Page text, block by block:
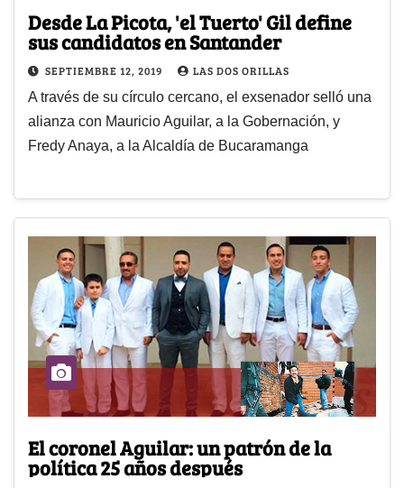
Desde La Picota, 'el Tuerto' Gil define
sus candidatos en Santander
SEPTIEMBRE 12, 2019 LAS DOS ORILLAS
A través de su círculo cercano, el exsenador selló una
alianza con Mauricio Aguilar, a la Gobernación, y
Fredy Anaya, a la Alcaldía de Bucaramanga
El coronel Aguilar: un patrón de la
política 25 años después